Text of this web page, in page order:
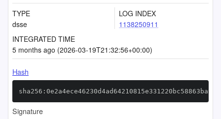
TYPE
dsse
LOG INDEX
1138250911
INTEGRATED TIME
5 months ago (2026-03-19T21:32:56+00:00)
Hash
Signature